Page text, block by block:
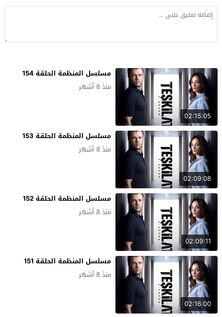
02:15:05
مسلسل المنظمة الحلقة 154
منذ 8 أشهر
02:09:08
مسلسل المنظمة الحلقة 153
منذ 8 أشهر
02:09:11
مسلسل المنظمة الحلقة 152
منذ 8 أشهر
02:16:00
مسلسل المنظمة الحلقة 151
منذ 8 أشهر